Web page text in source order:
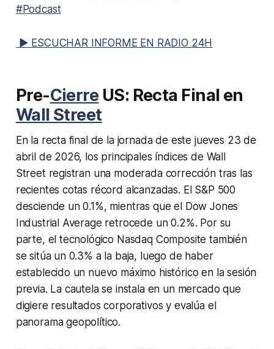
#Podcast
▶ ESCUCHAR INFORME EN RADIO 24H
Pre-CierreUS: Recta Final en
Wall Street
En la recta final de la jornada de este jueves 23 de
abril de 2026, los principales índices de Wall
Street registran una moderada corrección tras las
recientes cotas récord alcanzadas. El S&P 500
desciende un 0.1%, mientras que el Dow Jones
Industrial Average retrocede un 0.2%. Por su
parte, el tecnológico Nasdaq Composite también
se sitúa un 0.3% a la baja, luego de haber
establecido un nuevo máximo histórico en la sesión
previa. La cautela se instala en un mercado que
digiere resultados corporativos y evalúa el
panorama geopolítico.